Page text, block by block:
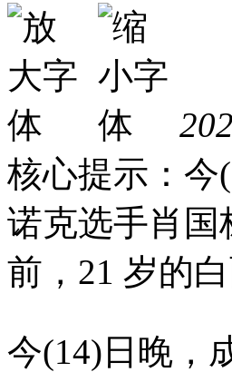
核心提示：
诺克选手肖国
前，21 岁的
今(14)日晚，